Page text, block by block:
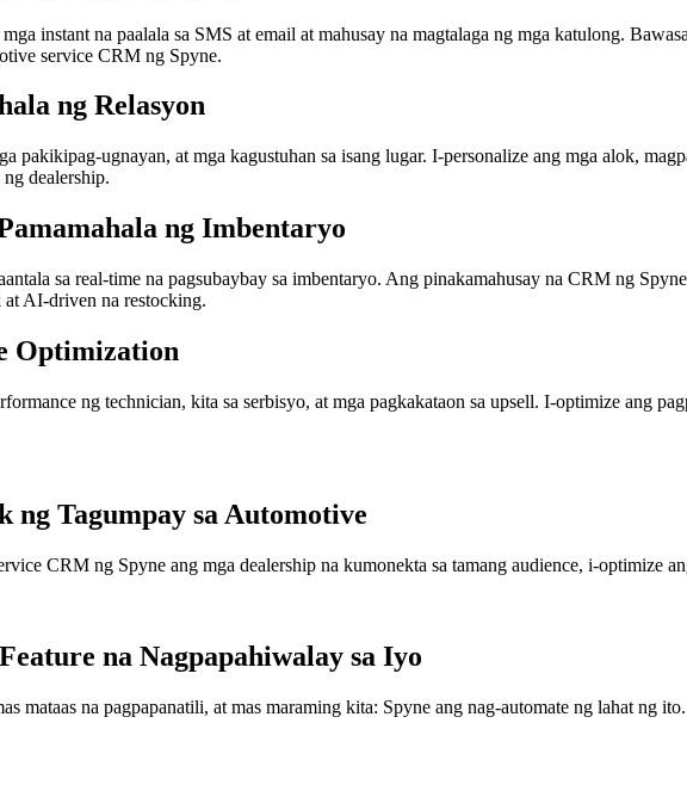
instant na paalala sa SMS at email at mahusay na magtalaga ng mga katulong.
service CRM ng Spyne.
ng Relasyon
pakikipag-ugnayan, at mga kagustuhan sa isang lugar. I-personalize ang mga alok,
dealership.
ng Imbentaryo
sa real-time na pagsubaybay sa imbentaryo. Ang pinakamahusay na CRM ng
at AI-driven na restocking.
Optimization
ng technician, kita sa serbisyo, at mga pagkakataon sa upsell. I-optimize ang
ng Tagumpay sa Automotive
CRM ng Spyne ang mga dealership na kumonekta sa tamang audience, i-optimize
na Nagpapahiwalay sa Iyo
mataas na pagpapanatili, at mas maraming kita: Spyne ang nag-automate ng lahat ng ito.